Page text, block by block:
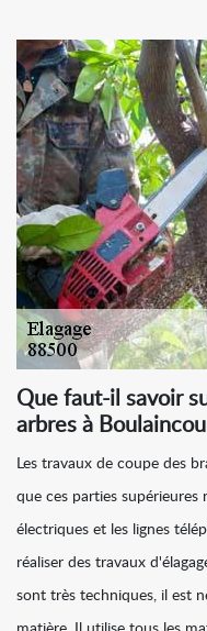
Que faut-il savoir
arbres à
Les travaux de coupe des
que ces parties supérieures
électriques et les lignes
réaliser des travaux
sont très techniques, il est